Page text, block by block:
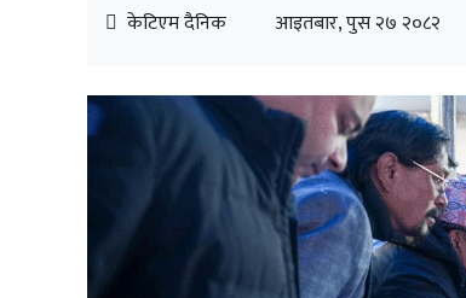
केटिएम दैनिक आइतबार, पुस २७ २०८२